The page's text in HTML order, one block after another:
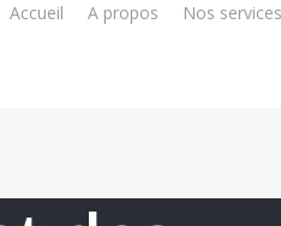
Accueil A propos Nos services